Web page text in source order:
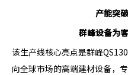
产能突
群峰设备为
该生产线核心亮点是群峰
向全球市场的高端建材设备，